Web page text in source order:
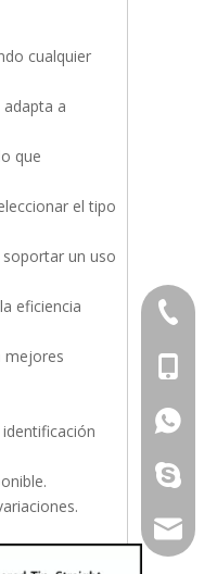
Pasadores rectos Ambos extremos biselados Tolerancia h7 MSHHM
cualquier
a
que
el tipo
un uso
eficiencia
mejores
+86-
+86-